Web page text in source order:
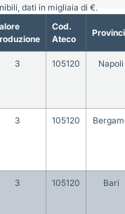
Cod.
Ateco
3 105120 Napoli
3 105120
3 105120 Bari
dati in migliaia di €.